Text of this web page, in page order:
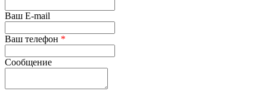
Ваш E-mail
Ваш телефон *
Сообщение